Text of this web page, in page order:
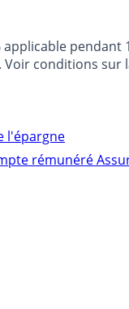
applicable pendant
conditions sur
l'épargne
rémunéré